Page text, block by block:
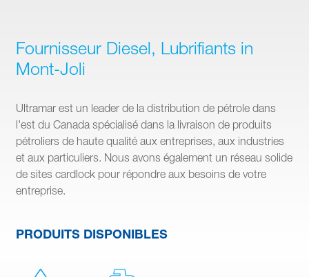
Fournisseur Diesel, Lubrifiants in
Mont-Joli
Ultramar est un leader de la distribution de pétrole dans
l'est du Canada spécialisé dans la livraison de produits
pétroliers de haute qualité aux entreprises, aux industries
et aux particuliers. Nous avons également un réseau solide
de sites cardlock pour répondre aux besoins de votre
entreprise.
PRODUITS DISPONIBLES